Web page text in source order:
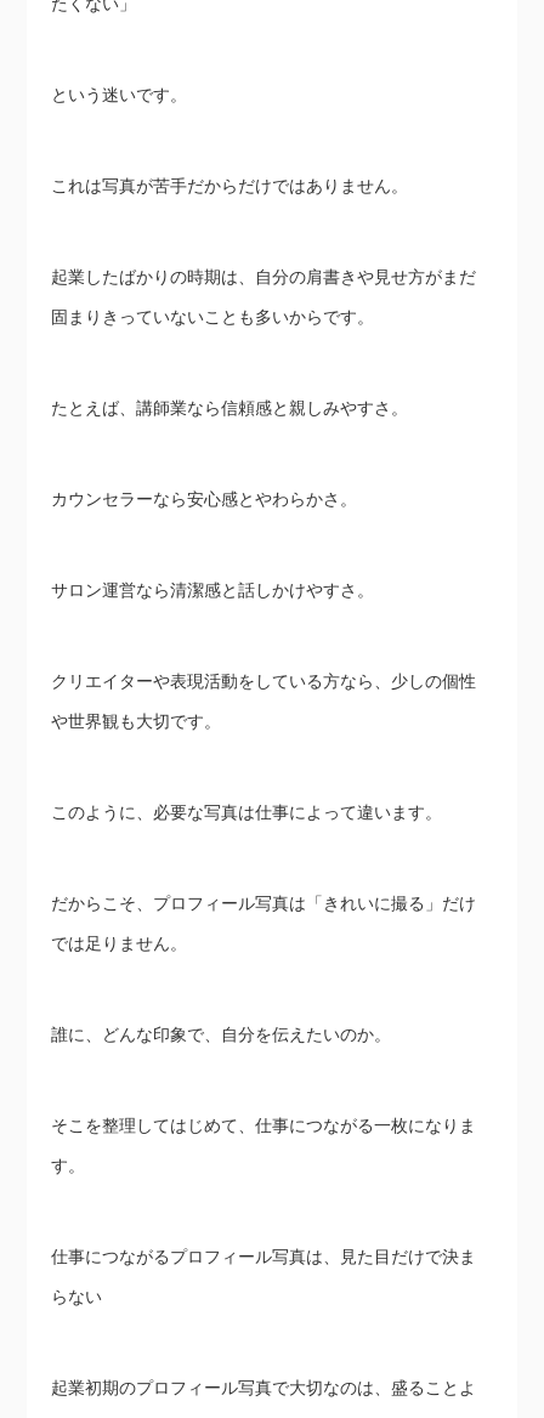
たくない」
という迷いです。
これは写真が苦手だからだけではありません。
起業したばかりの時期は、自分の肩書きや見せ方がまだ
固まりきっていないことも多いからです。
たとえば、講師業なら信頼感と親しみやすさ。
カウンセラーなら安心感とやわらかさ。
サロン運営なら清潔感と話しかけやすさ。
クリエイターや表現活動をしている方なら、少しの個性
や世界観も大切です。
このように、必要な写真は仕事によって違います。
だからこそ、プロフィール写真は「きれいに撮る」だけ
では足りません。
誰に、どんな印象で、自分を伝えたいのか。
そこを整理してはじめて、仕事につながる一枚になりま
す。
仕事につながるプロフィール写真は、見た目だけで決ま
らない
起業初期のプロフィール写真で大切なのは、盛ることよ